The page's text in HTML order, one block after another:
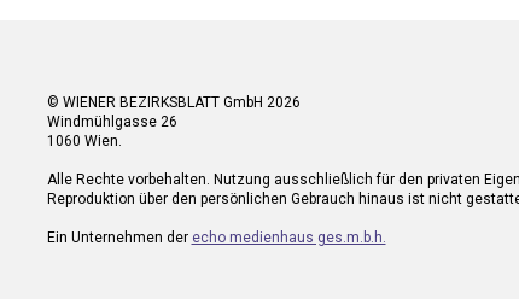
© WIENER BEZIRKSBLATT GmbH 2026
Windmühlgasse 26
1060 Wien.
Alle Rechte vorbehalten. Nutzung ausschließlich für den privaten
Reproduktion über den persönlichen Gebrauch hinaus ist nicht
Ein Unternehmen der echo medienhaus ges.m.b.h.